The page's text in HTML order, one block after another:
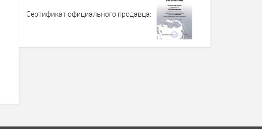
Сертификат официального продавца: